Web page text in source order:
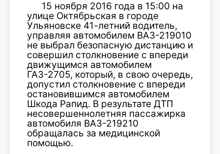
15 ноября 2016 года в 15:00 на
улице Октябрьская в городе
Ульяновске 41-летний водитель,
управляя автомобилем ВАЗ-219010
не выбрал безопасную дистанцию и
совершил столкновение с впереди
движущимся автомобилем
ГАЗ-2705, который, в свою очередь,
допустил столкновение с впереди
остановившимся автомобилем
Шкода Рапид. В результате ДТП
несовершеннолетняя пассажирка
автомобиля ВАЗ-219210
обращалась за медицинской
помощью.